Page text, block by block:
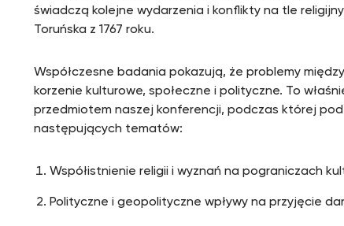
świadczą kolejne wydarzenia i konflikty na tle
Toruńska z 1767 roku.
Współczesne badania pokazują, że problemy
korzenie kulturowe, społeczne i polityczne. To
przedmiotem naszej konferencji, podczas której
następujących tematów:
Współistnienie religii i wyznań na pograniczach
Polityczne i geopolityczne wpływy na przyjęcie